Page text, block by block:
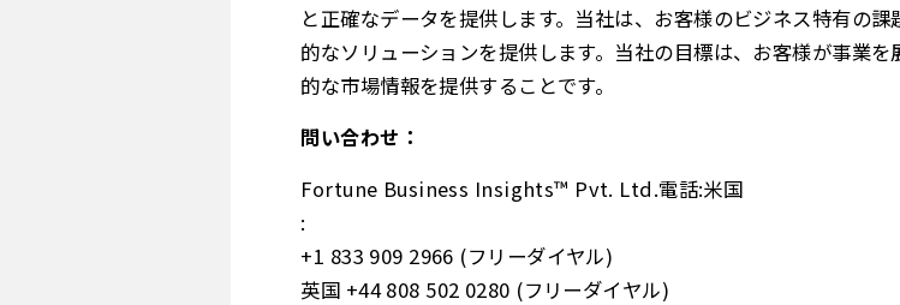
と正確なデータを提供します。当社は、お客様のビジネス特有の
的なソリューションを提供します。当社の目標は、お客様が事業
的な市場情報を提供することです。
問い合わせ：
Fortune Business Insights™ Pvt. Ltd.電話:米国
:
+1 833 909 2966 (フリーダイヤル)
英国 +44 808 502 0280 (フリーダイヤル)